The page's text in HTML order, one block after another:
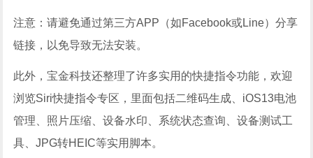
注意：请避免通过第三方APP（如Facebook或Line）分享
链接，以免导致无法安装。
此外，宝金科技还整理了许多实用的快捷指令功能，欢迎
浏览Siri快捷指令专区，里面包括二维码生成、iOS13电池
管理、照片压缩、设备水印、系统状态查询、设备测试工
具、JPG转HEIC等实用脚本。